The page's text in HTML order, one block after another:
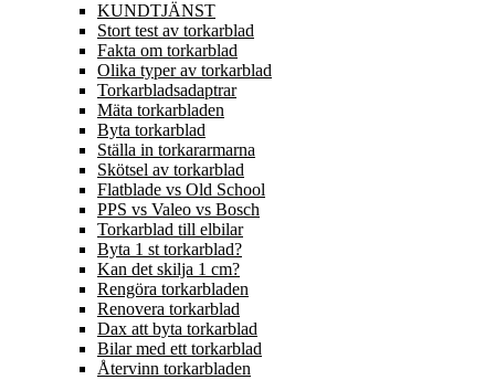
KUNDTJÄNST
Stort test av torkarblad
Fakta om torkarblad
Olika typer av torkarblad
Torkarbladsadaptrar
Mäta torkarbladen
Byta torkarblad
Ställa in torkararmarna
Skötsel av torkarblad
Flatblade vs Old School
PPS vs Valeo vs Bosch
Torkarblad till elbilar
Byta 1 st torkarblad?
Kan det skilja 1 cm?
Rengöra torkarbladen
Renovera torkarblad
Dax att byta torkarblad
Bilar med ett torkarblad
Återvinn torkarbladen